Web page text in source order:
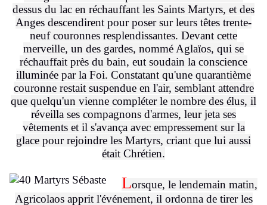
dessus du lac en réchauffant les Saints Martyrs, et des
Anges descendirent pour poser sur leurs têtes trente-
neuf couronnes resplendissantes. Devant cette
merveille, un des gardes, nommé Aglaïos, qui se
réchauffait près du bain, eut soudain la conscience
illuminée par la Foi. Constatant qu'une quarantième
couronne restait suspendue en l'air, semblant attendre
que quelqu'un vienne compléter le nombre des élus, il
réveilla ses compagnons d'armes, leur jeta ses
vêtements et il s'avança avec empressement sur la
glace pour rejoindre les Martyrs, criant que lui aussi
était Chrétien.
Lorsque, le lendemain matin,
Agricolaos apprit l'événement, il ordonna de tirer les